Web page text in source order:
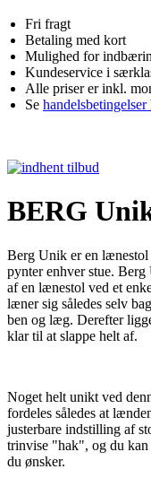
Fri fragt
Betaling med kort
Mulighed for
Kundeservice i
Alle priser er inkl.
Se handelsbetingelser
BERG
Berg Unik er en
pynter enhver stue.
af en lænestol ved et
læner sig således selv
ben og læg. Derefter
klar til at slappe helt af.
Noget helt unikt ved
fordeles således at
justerbare indstilling af
trinvise "hak", og du kan
du ønsker.